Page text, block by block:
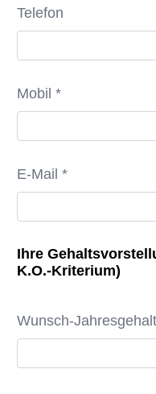
Telefon
Mobil *
E-Mail *
Ihre
K.O.-Kriterium)
Wunsch-